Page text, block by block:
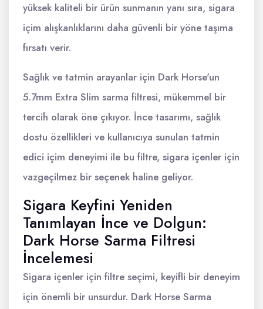
yüksek kaliteli bir ürün sunmanın yanı sıra, sigara
içim alışkanlıklarını daha güvenli bir yöne taşıma
fırsatı verir.
Sağlık ve tatmin arayanlar için Dark Horse'un
5.7mm Extra Slim sarma filtresi, mükemmel bir
tercih olarak öne çıkıyor. İnce tasarımı, sağlık
dostu özellikleri ve kullanıcıya sunulan tatmin
edici içim deneyimi ile bu filtre, sigara içenler için
vazgeçilmez bir seçenek haline geliyor.
Sigara Keyfini Yeniden
Tanımlayan İnce ve Dolgun:
Dark Horse Sarma Filtresi
İncelemesi
Sigara içenler için filtre seçimi, keyifli bir deneyim
için önemli bir unsurdur. Dark Horse Sarma